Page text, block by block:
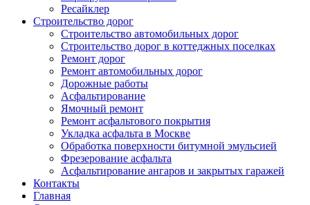
Ресайклер
Строительство дорог
Строительство автомобильных дорог
Строительство дорог в коттеджных поселках
Ремонт дорог
Ремонт автомобильных дорог
Дорожные работы
Асфальтирование
Ямочный ремонт
Ремонт асфальтового покрытия
Укладка асфальта в Москве
Обработка поверхности битумной эмульсией
Фрезерование асфальта
Асфальтирование ангаров и закрытых гаражей
Контакты
Главная